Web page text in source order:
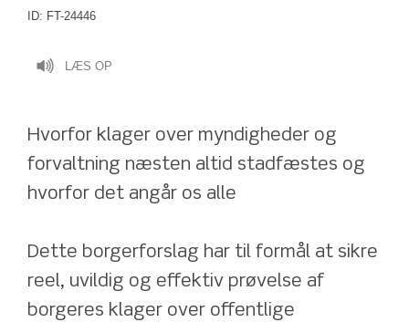
ID: FT-24446
LÆS OP
Hvorfor klager over myndigheder og
forvaltning næsten altid stadfæstes og
hvorfor det angår os alle
Dette borgerforslag har til formål at sikre
reel, uvildig og effektiv prøvelse af
borgeres klager over offentlige